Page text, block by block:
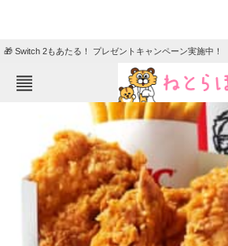
🎁 Switch 2もあたる！ プレゼントキャンペーン実施中！
ねとらぼメニュー
ニュース
エンタメ クイズ
地域
教育・育児